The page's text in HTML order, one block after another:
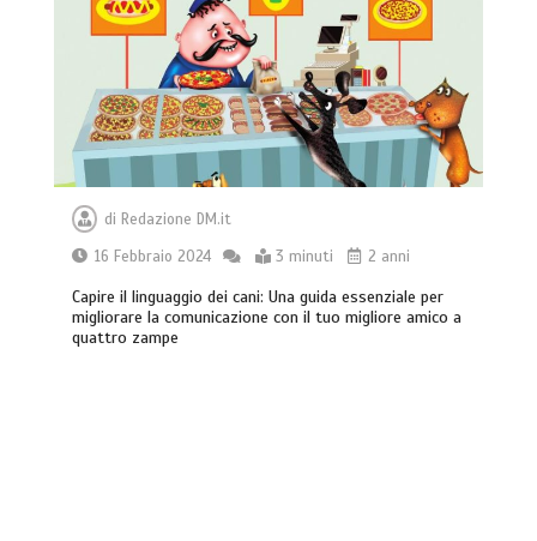
diRedazione DM.it
16 Febbraio 2024
3 minuti 2 anni
Capire il linguaggio dei cani: Una guida essenziale per
migliorare la comunicazione con il tuo migliore amico a
quattro zampe